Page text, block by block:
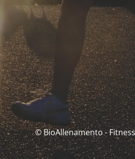
© BioAllenamento -